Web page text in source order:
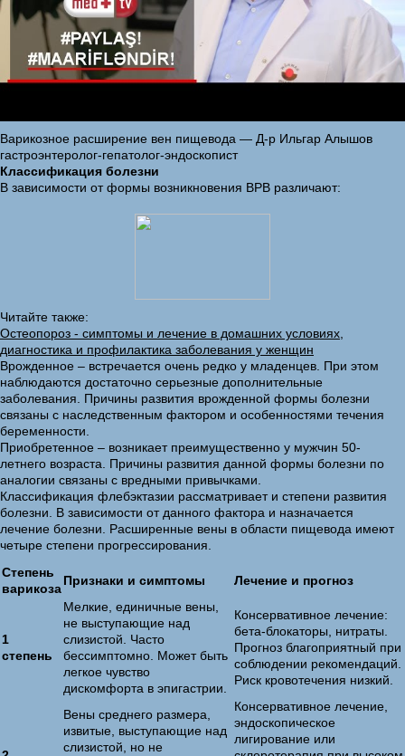
Варикозное расширение вен пищевода — Д-р Ильгар Алышов
гастроэнтеролог-гепатолог-эндоскопист
Классификация болезни
В зависимости от формы возникновения ВРВ различают:
Читайте также:
Остеопороз - симптомы и лечение в домашних условиях,
диагностика и профилактика заболевания у женщин
Врожденное – встречается очень редко у младенцев. При этом
наблюдаются достаточно серьезные дополнительные
заболевания. Причины развития врожденной формы болезни
связаны с наследственным фактором и особенностями течения
беременности.
Приобретенное – возникает преимущественно у мужчин 50-
летнего возраста. Причины развития данной формы болезни по
аналогии связаны с вредными привычками.
Классификация флебэктазии рассматривает и степени развития
болезни. В зависимости от данного фактора и назначается
лечение болезни. Расширенные вены в области пищевода имеют
четыре степени прогрессирования.
Степень
варикоза
Признаки и симптомы Лечение и прогноз
1
степень
Мелкие, единичные вены,
не выступающие над
слизистой. Часто
бессимптомно. Может быть
легкое чувство
дискомфорта в эпигастрии.
Консервативное лечение:
бета-блокаторы, нитраты.
Прогноз благоприятный при
соблюдении рекомендаций.
Риск кровотечения низкий.
Вены среднего размера,
извитые, выступающие над
слизистой, но не
Консервативное лечение,
эндоскопическое
лигирование или